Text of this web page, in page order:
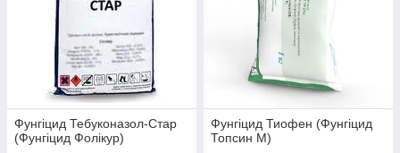
Фунгіцид Тебуконазол-Стар
(Фунгіцид Фолікур)
Фунгіцид Тиофен (Фунгіцид
Топсин М)